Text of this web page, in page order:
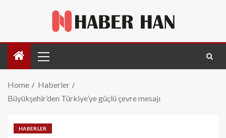
Home
Haberler
Büyükşehir’den Türkiye’ye güçlü çevre mesajı
HABERLER